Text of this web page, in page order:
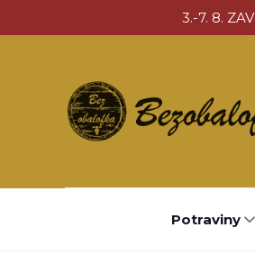
3.-7. 8.
Potraviny